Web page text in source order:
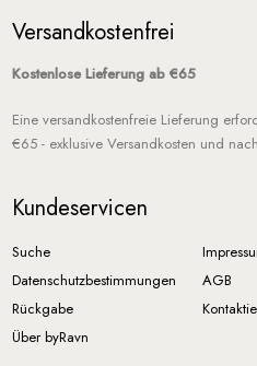
Versandkostenfrei
Kostenlose Lieferung ab €65
Eine versandkostenfreie Lieferung
€65 - exklusive Versandkosten und
Kundeservicen
Suche
Datenschutzbestimmungen
AGB
Rückgabe
Über byRavn